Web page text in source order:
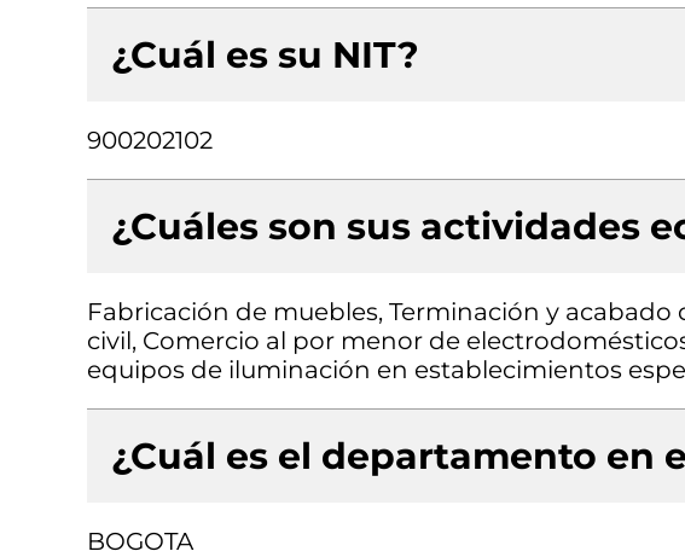
¿Cuál es su NIT?
900202102
¿Cuáles son sus actividades
Fabricación de muebles, Terminación y
civil, Comercio al por menor de
equipos de iluminación en establecimientos
¿Cuál es el departamento en
BOGOTA